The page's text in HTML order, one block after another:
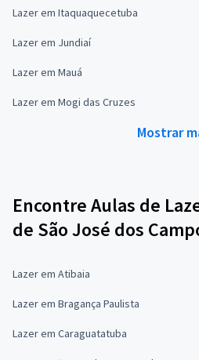
Lazer em Itaquaquecetuba
Lazer em Jundiaí
Lazer em Mauá
Lazer em Mogi das Cruzes
Mostrar
Encontre Aulas de
de São José dos
Lazer em Atibaia
Lazer em Bragança Paulista
Lazer em Caraguatatuba